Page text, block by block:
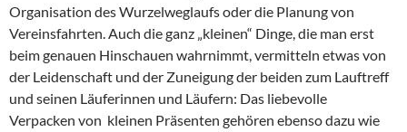
Organisation des Wurzelweglaufs oder die Planung von
Vereinsfahrten. Auch die ganz „kleinen“ Dinge, die man erst
beim genauen Hinschauen wahrnimmt, vermitteln etwas von
der Leidenschaft und der Zuneigung der beiden zum Lauftreff
und seinen Läuferinnen und Läufern: Das liebevolle
Verpacken von kleinen Präsenten gehören ebenso dazu wie